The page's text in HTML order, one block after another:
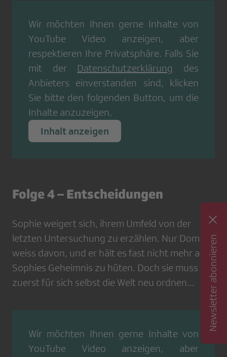
Wir möchten Ihnen gerne Inhalte von
YouTube Video anzeigen, aber
respektieren Ihre Privatsphäre. Falls Sie
mit der Datenschutzerklärung
des
Anbieters einverstanden sind, klicken
Sie bitte den folgenden Button, um die
Inhalte anzuzeigen.
Inhalt anzeigen
Folge 4 – ​​​​​​​Entscheidungen
Sophie weigert sich, ihrem Umfeld von der
letzten Untersuchung zu erzählen. Nur Dominic
weiss davon, und er hält es fast nicht mehr aus,
Sophies Geheimnis zu hüten. Doch sie muss
zuerst für sich selbst die Welt neu ordnen...
Wir möchten Ihnen gerne Inhalte von
YouTube Video anzeigen, aber
Newsletter abonnieren